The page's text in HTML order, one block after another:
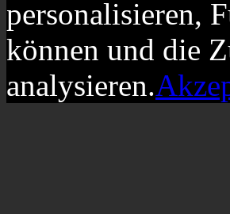
personalisieren,
können und die
analysieren.